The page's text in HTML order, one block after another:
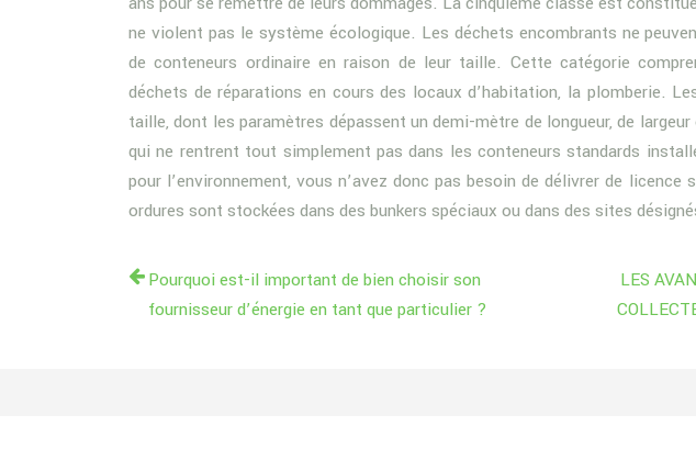
ne violent pas le système écologique. Les déchets encombrants ne
de conteneurs ordinaire en raison de leur taille. Cette catégorie
déchets de réparations en cours des locaux d’habitation, la plomberie.
taille, dont les paramètres dépassent un demi-mètre de longueur, de
qui ne rentrent tout simplement pas dans les conteneurs standards
pour l’environnement, vous n’avez donc pas besoin de délivrer de
ordures sont stockées dans des bunkers spéciaux ou dans des sites
Pourquoi est-il important de bien choisir son
fournisseur d’énergie en tant que particulier ?
LES